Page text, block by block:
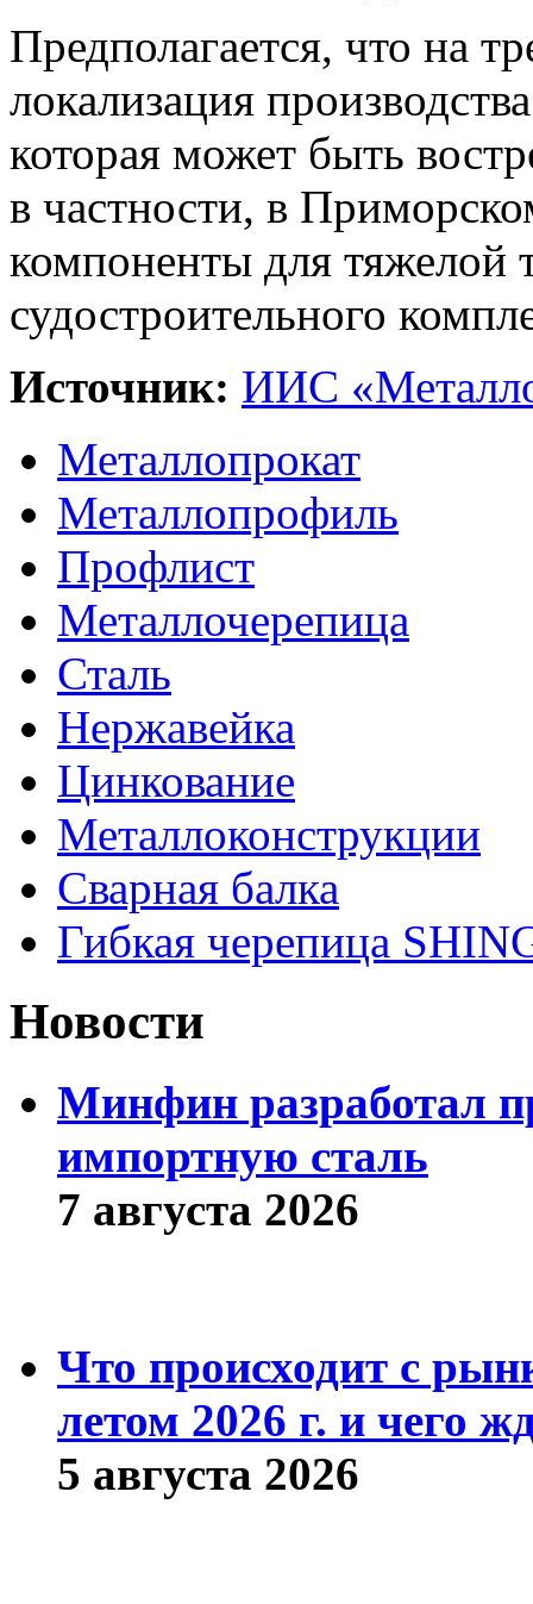
Предполагается, что на
локализация
которая может быть
в частности, в
компоненты для тяжелой
судостроительного
Источник: ИИС
Металлопрокат
Металлопрофиль
Профлист
Металлочерепица
Сталь
Нержавейка
Цинкование
Металлоконструкции
Сварная балка
Гибкая черепица
Новости
Минфин разработал
импортную сталь
7 августа 2026
Что происходит с
летом 2026 г. и чего
5 августа 2026